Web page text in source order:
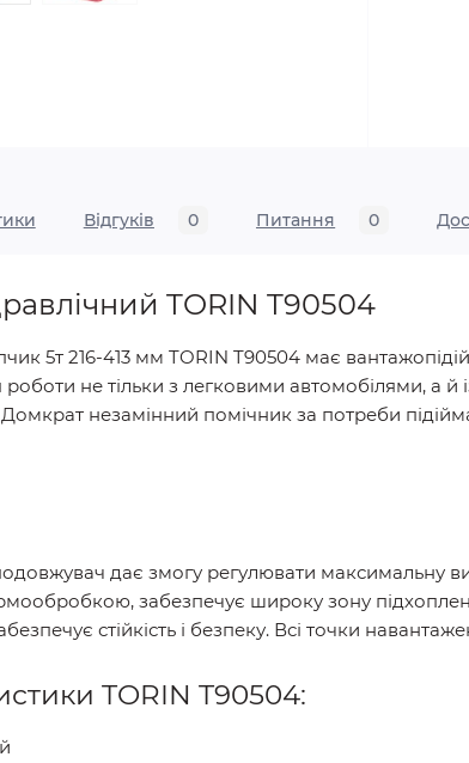
Відгуків 0 Питання 0
TORIN T90504
5т 216-413 мм TORIN T90504 має
не тільки з легковими автомобілями, а
Домкрат незамінний помічник за потреби
дає змогу регулювати максимальну
забезпечує широку зону
стійкість і безпеку. Всі точки
TORIN T90504: